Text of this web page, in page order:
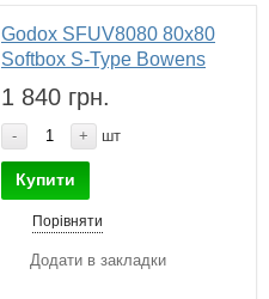
Godox SFUV8080 80x80
Softbox S-Type Bowens
1 840 грн.
- + шт
Купити
Порівняти
Додати в закладки